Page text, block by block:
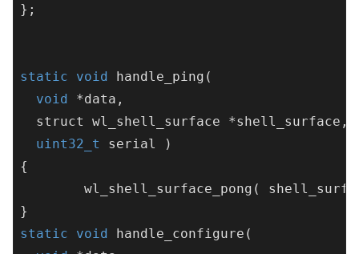
};
static void handle_ping (
void *data,
  struct wl_shell_surface *shell_surface,
uint32_t
serial )
{
static
void handle_configure (